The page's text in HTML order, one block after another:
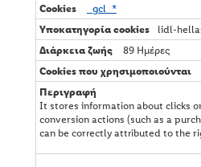
Ά
μ
σ
η
ς
μ
ι
_gcl_*
lidl-
89 Ημέρες
It stores information about clicks
conversion actions (such as a
can be correctly attributed to the